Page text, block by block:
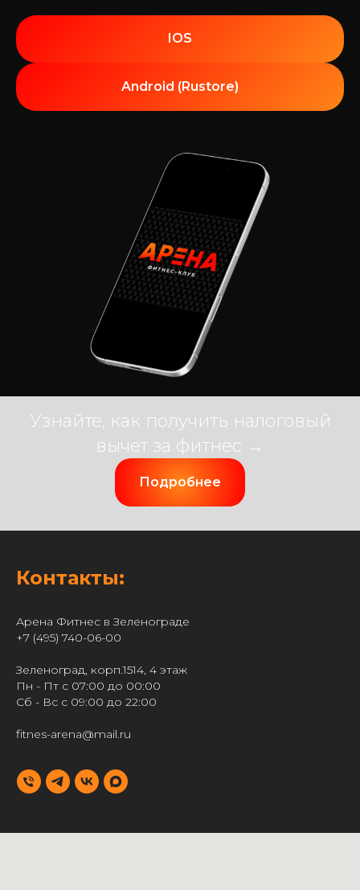
IOS
Android (Rustore)
Узнайте, как получить налоговый
вычет за фитнес →
Подробнее
Контакты:
Арена Фитнес в Зеленограде
+7 (495) 740-06-00
Зеленоград, корп.1514, 4 этаж
Пн - Пт с 07:00 до 00:00
Сб - Вс с 09:00 до 22:00
fitnes-arena@mail.ru